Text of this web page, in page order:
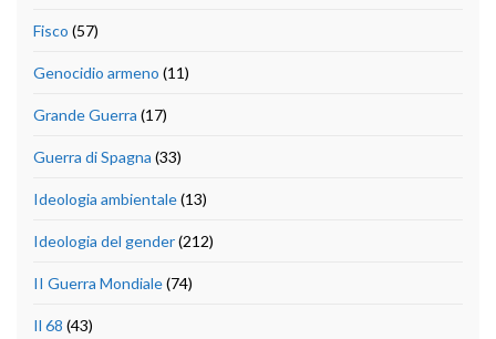
Fisco (57)
Genocidio armeno (11)
Grande Guerra (17)
Guerra di Spagna (33)
Ideologia ambientale(13)
Ideologia del gender(212)
II Guerra Mondiale(74)
Il 68 (43)